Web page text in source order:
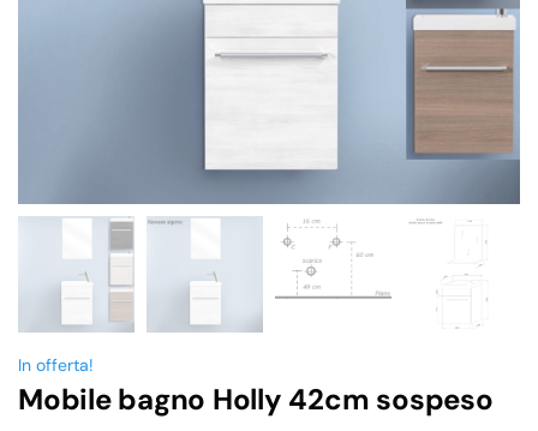
In offerta!
Mobile bagno Holly 42cm sospeso